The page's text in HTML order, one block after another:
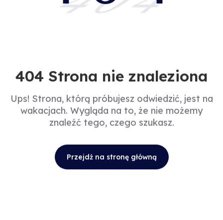
404 Strona nie znaleziona
Ups! Strona, którą próbujesz odwiedzić, jest na
wakacjach. Wygląda na to, że nie możemy
znaleźć tego, czego szukasz.
Przejdź na stronę główną